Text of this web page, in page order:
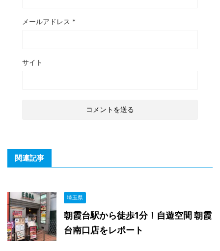
メールアドレス *
サイト
関連記事
埼玉県
朝霞台駅から徒歩1分！自遊空間 朝霞
台南口店をレポート